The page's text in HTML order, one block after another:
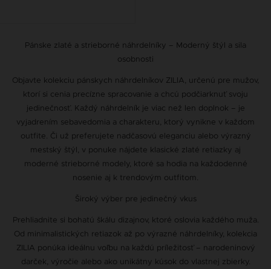
Pánske zlaté a strieborné náhrdelníky – Moderný štýl a sila
osobnosti
Objavte kolekciu pánskych náhrdelníkov ZILIA, určenú pre mužov,
ktorí si cenia precízne spracovanie a chcú podčiarknuť svoju
jedinečnosť. Každý náhrdelník je viac než len doplnok – je
vyjadrením sebavedomia a charakteru, ktorý vynikne v každom
outfite. Či už preferujete nadčasovú eleganciu alebo výrazný
mestský štýl, v ponuke nájdete klasické zlaté retiazky aj
moderné strieborné modely, ktoré sa hodia na každodenné
nosenie aj k trendovým outfitom.
Široký výber pre jedinečný vkus
Prehliadnite si bohatú škálu dizajnov, ktoré oslovia každého muža.
Od minimalistických retiazok až po výrazné náhrdelníky, kolekcia
ZILIA ponúka ideálnu voľbu na každú príležitosť – narodeninový
darček, výročie alebo ako unikátny kúsok do vlastnej zbierky.